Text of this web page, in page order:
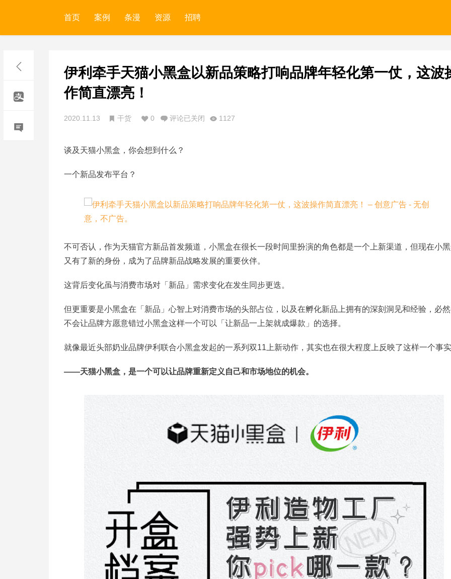
首页 案例 条漫 资源 招聘
伊利牵手天猫小黑盒以新品策略打响品牌年轻化第一仗，这波
作简直漂亮！
2020.11.13 干货 0 评论已关闭 1127
谈及天猫小黑盒，你会想到什么？
一个新品发布平台？
不可否认，作为天猫官方新品首发频道，小黑盒在很长一段时间里扮演的角色都是一个上新渠道，但现在小
又有了新的身份，成为了品牌新品战略发展的重要伙伴。
这背后变化虽与消费市场对「新品」需求变化在发生同步更迭。
但更重要是小黑盒在「新品」心智上对消费市场的头部占位，以及在孵化新品上拥有的深刻洞见和经验，必
不会让品牌方愿意错过小黑盒这样一个可以「让新品一上架就成爆款」的选择。
就像最近头部奶业品牌伊利联合小黑盒发起的一系列双11上新动作，其实也在很大程度上反映了这样一个事实
——天猫小黑盒，是一个可以让品牌重新定义自己和市场地位的机会。